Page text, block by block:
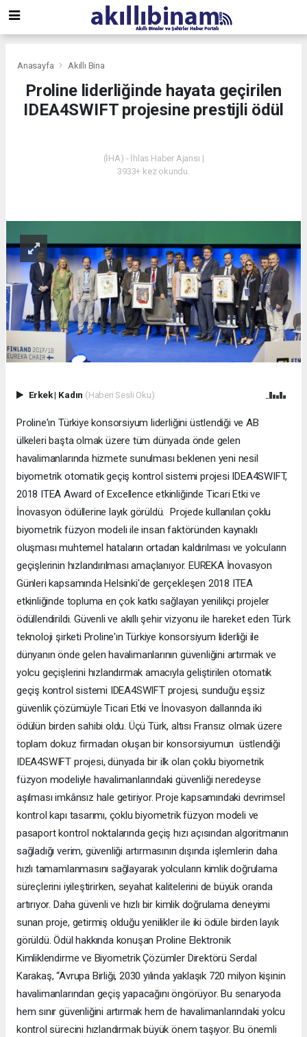
Anasayfa Akıllı Bina
Proline liderliğinde hayata geçirilen
IDEA4SWIFT projesine prestijli ödül
(İHA) - İhlas Haber Ajansı |
3933+ kez okundu.
Erkek| Kadın (Haberi Sesli Oku)
Proline'ın Türkiye konsorsiyum liderliğini üstlendiği ve AB
ülkeleri başta olmak üzere tüm dünyada önde gelen
havalimanlarında hizmete sunulması beklenen yeni nesil
biyometrik otomatik geçiş kontrol sistemi projesi IDEA4SWIFT,
2018 ITEA Award of Excellence etkinliğinde Ticari Etki ve
İnovasyon ödüllerine layık görüldü. Projede kullanılan çoklu
biyometrik füzyon modeli ile insan faktöründen kaynaklı
oluşması muhtemel hataların ortadan kaldırılması ve yolcuların
geçişlerinin hızlandırılması amaçlanıyor. EUREKA İnovasyon
Günleri kapsamında Helsinki'de gerçekleşen 2018 ITEA
etkinliğinde topluma en çok katkı sağlayan yenilikçi projeler
ödüllendirildi. Güvenli ve akıllı şehir vizyonu ile hareket eden Türk
teknoloji şirketi Proline'ın Türkiye konsorsiyum liderliği ile
dünyanın önde gelen havalimanlarının güvenliğini artırmak ve
yolcu geçişlerini hızlandırmak amacıyla geliştirilen otomatik
geçiş kontrol sistemi IDEA4SWIFT projesi, sunduğu eşsiz
güvenlik çözümüyle Ticari Etki ve İnovasyon dallarında iki
ödülün birden sahibi oldu. Üçü Türk, altısı Fransız olmak üzere
toplam dokuz firmadan oluşan bir konsorsiyumun üstlendiği
IDEA4SWIFT projesi, dünyada bir ilk olan çoklu biyometrik
füzyon modeliyle havalimanlarındaki güvenliği neredeyse
aşılması imkânsız hale getiriyor. Proje kapsamındaki devrimsel
kontrol kapı tasarımı, çoklu biyometrik füzyon modeli ve
pasaport kontrol noktalarında geçiş hızı açısından algoritmanın
sağladığı verim, güvenliği artırmasının dışında işlemlerin daha
hızlı tamamlanmasını sağlayarak yolcuların kimlik doğrulama
süreçlerini iyileştirirken, seyahat kalitelerini de büyük oranda
artırıyor. Daha güvenli ve hızlı bir kimlik doğrulama deneyimi
sunan proje, getirmiş olduğu yenilikler ile iki ödüle birden layık
görüldü. Ödül hakkında konuşan Proline Elektronik
Kimliklendirme ve Biyometrik Çözümler Direktörü Serdal
Karakaş, “Avrupa Birliği, 2030 yılında yaklaşık 720 milyon kişinin
havalimanlarından geçiş yapacağını öngörüyor. Bu senaryoda
hem sınır güvenliğini artırmak hem de havalimanlarındaki yolcu
kontrol sürecini hızlandırmak büyük önem taşıyor. Bu önemli